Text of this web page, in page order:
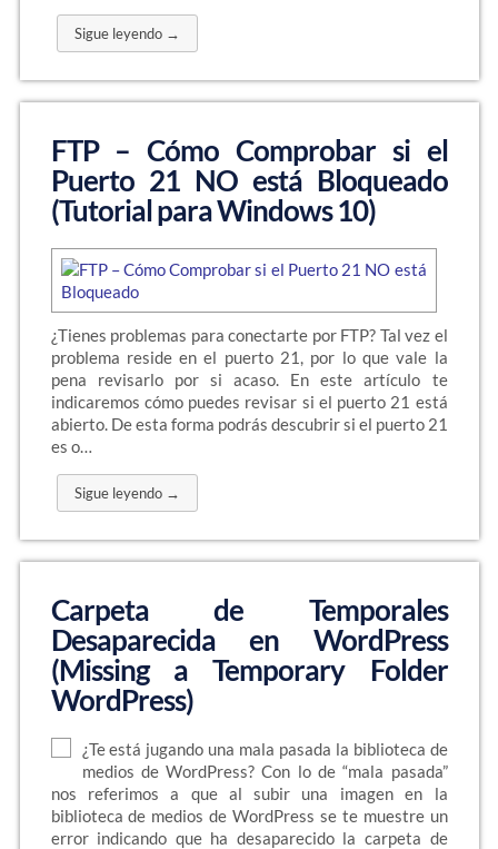
Sigue leyendo →
FTP – Cómo Comprobar si el
Puerto 21 NO está Bloqueado
(Tutorial para Windows 10)
¿Tienes problemas para conectarte por FTP? Tal vez el
problema reside en el puerto 21, por lo que vale la
pena revisarlo por si acaso. En este artículo te
indicaremos cómo puedes revisar si el puerto 21 está
abierto. De esta forma podrás descubrir si el puerto 21
es o…
Sigue leyendo →
Carpeta de Temporales
Desaparecida en WordPress
(Missing a Temporary Folder
WordPress)
¿Te está jugando una mala pasada la biblioteca de
medios de WordPress? Con lo de “mala pasada”
nos referimos a que al subir una imagen en la
biblioteca de medios de WordPress se te muestre un
error indicando que ha desaparecido la carpeta de